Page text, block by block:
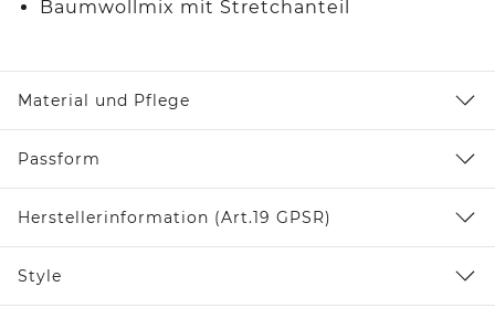
Baumwollmix mit Stretchanteil
Material und Pflege
Passform
Herstellerinformation (Art.19 GPSR)
Style